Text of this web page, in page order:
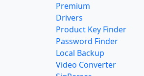
Premium
Drivers
Product Key Finder
Password Finder
Local Backup
Video Converter